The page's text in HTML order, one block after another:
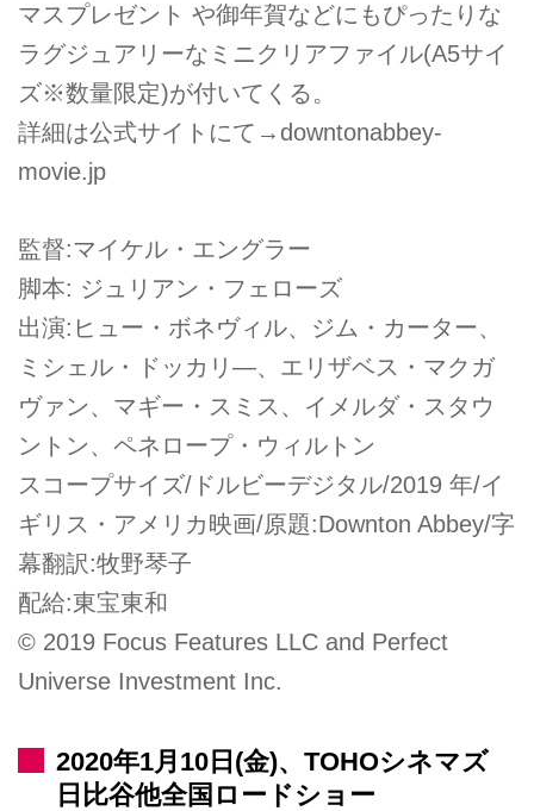
マスプレゼント や御年賀などにもぴったりな
ラグジュアリーなミニクリアファイル(A5サイ
ズ※数量限定)が付いてくる。
詳細は公式サイトにて→downtonabbey-
movie.jp
監督:マイケル・エングラー
脚本: ジュリアン・フェローズ
出演:ヒュー・ボネヴィル、ジム・カーター、
ミシェル・ドッカリ―、エリザベス・マクガ
ヴァン、マギー・スミス、イメルダ・スタウ
ントン、ペネロープ・ウィルトン
スコープサイズ/ドルビーデジタル/2019 年/イ
ギリス・アメリカ映画/原題:Downton Abbey/字
幕翻訳:牧野琴子
配給:東宝東和
© 2019 Focus Features LLC and Perfect
Universe Investment Inc.
2020年1月10日(金)、TOHOシネマズ
日比谷他全国ロードショー